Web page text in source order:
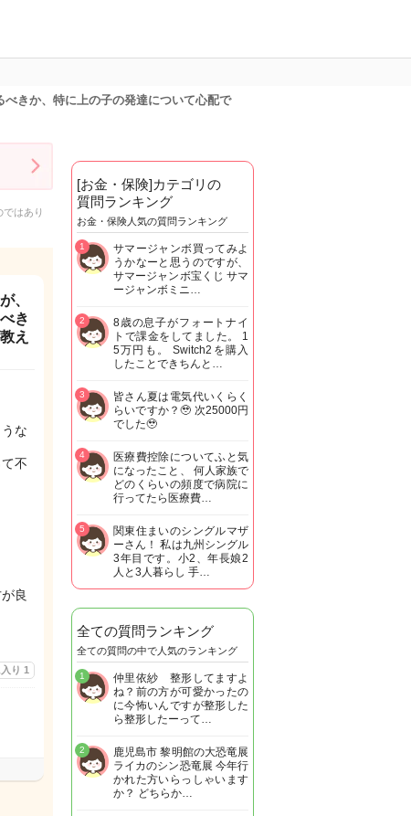
きか、特に上の子の発達について心配で
はあり
、
き
え
な
不
良
り 1
[お金・保険]カテゴリの
質問ランキング
お金・保険人気の質問ランキング
サマージャンボ買ってみよ
うかなーと思うのですが、
サマージャンボ宝くじ サマ
ージャンボミニ…
1
8歳の息子がフォートナイ
トで課金をしてました。 1
5万円も。 Switch2を購入
したことできちんと…
2
皆さん夏は電気代いくらく
らいですか？🥹 次25000円
でした🥹
3
医療費控除についてふと気
になったこと、 何人家族で
どのくらいの頻度で病院に
行ってたら医療費…
4
関東住まいのシングルマザ
ーさん！ 私は九州シングル
3年目です。小2、年長娘2
人と3人暮らし 手…
5
全ての質問ランキング
全ての質問の中で人気のランキング
仲里依紗 整形してますよ
ね？前の方が可愛かったの
に今怖いんですが整形した
ら整形したーって…
1
鹿児島市 黎明館の大恐竜展
ライカのシン恐竜展 今年行
かれた方いらっしゃいます
か？ どちらか…
2